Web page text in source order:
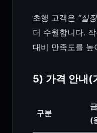
초행 고객은 “실
더 수월합니다.
대비 만족도를 높
5) 가격 안내(
구분
(